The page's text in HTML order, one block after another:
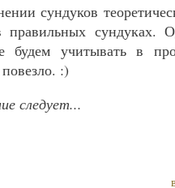
сундуков
правильных сундуках.
будем учитывать в
:)
следует...